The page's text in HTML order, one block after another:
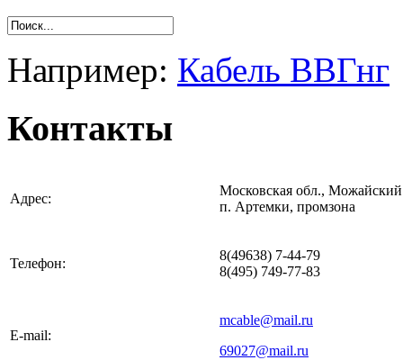
Например: Кабель ВВГнг
Контакты
Адрес:
Московская обл.,
п. Артемки, промзона
Телефон:
8(49638) 7-44-79
8(495) 749-77-83
E-mail:
mcable@mail.ru
69027@mail.ru